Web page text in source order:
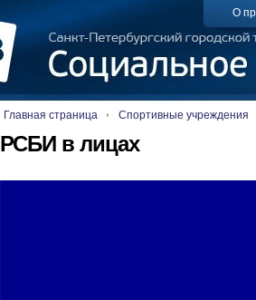
О
Главная страница Спортивные учреждения
РСБИ в лицах